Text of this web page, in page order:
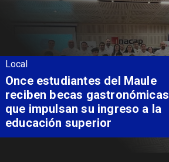
Local
Álvarez-Salamanca lidera la
apuesta regional para
consolidar el Paso Pehuenche
como alternativa a Los
Libertadores